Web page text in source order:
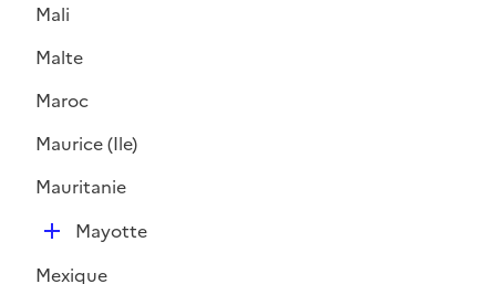
Mali
Malte
Maroc
Maurice (Ile)
Mauritanie
DMayotte
Mexique